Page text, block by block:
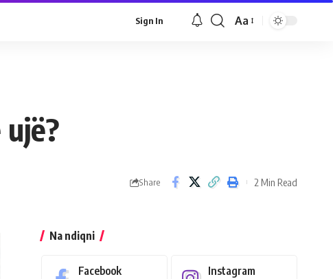
Sign In Aa
Share 2 Min Read
Na ndiqni
Facebook Instagram